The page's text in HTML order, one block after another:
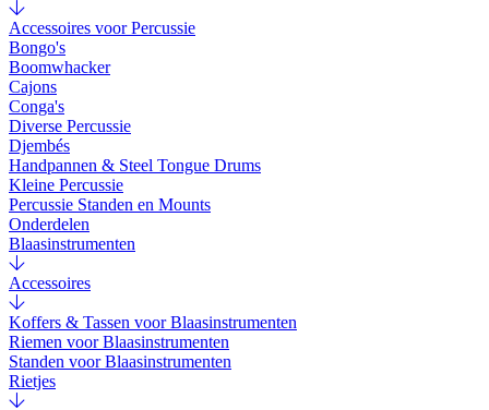
Accessoires voor Percussie
Bongo's
Boomwhacker
Cajons
Conga's
Diverse Percussie
Djembés
Handpannen & Steel Tongue Drums
Kleine Percussie
Percussie Standen en Mounts
Onderdelen
Blaasinstrumenten
Accessoires
Koffers & Tassen voor Blaasinstrumenten
Riemen voor Blaasinstrumenten
Standen voor Blaasinstrumenten
Rietjes